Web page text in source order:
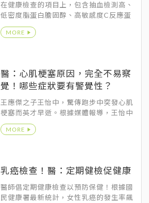
在健康檢查的項目上，包含抽血檢測高、
低密度脂蛋白膽固醇、高敏感度C反應蛋
白、頸動脈超音波等，都是可以初步篩檢
出血管疾病的風險。
MORE
醫：心肌梗塞原因，完全不易察
覺！哪些症狀要有警覺性？
王應傑之子王怡中，驚傳跑步中突發心肌
梗塞而英才早逝。根據媒體報導，王怡中
一直身體健康，也沒有心臟病史、並且平
常就有運動習慣。
MORE
乳癌檢查！醫：定期健檢促健康
醫師倡定期健康檢查以預防保健！根據國
民健康署最新統計，女性乳癌的發生率飆